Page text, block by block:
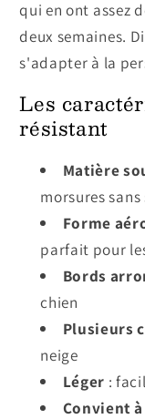
qui en ont assez
deux semaines.
s'adapter à la
Les
résistant
Matière
morsures
Forme
parfait pour
Bords
chien
Plusieurs
neige
Léger :
Convient